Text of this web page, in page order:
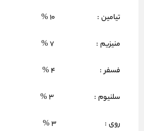
تیامین : 10 %
منیزیم : 7 %
فسفر : 4 %
سلنیوم : 3 %
روی : 3 %